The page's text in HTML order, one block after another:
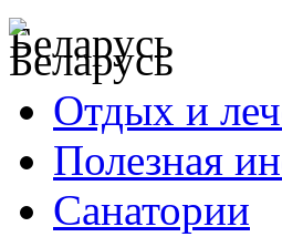
Беларусь
Отдых и
Полезная
Санатории